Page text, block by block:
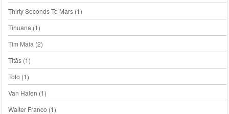
Thirty Seconds To Mars(1)
Tihuana (1)
Tim Maia (2)
Titãs(1)
Toto (1)
Van Halen (1)
Walter Franco (1)